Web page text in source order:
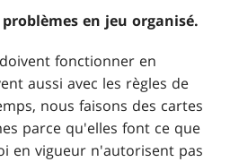
en jeu organisé.
fonctionner en
aussi avec les règles de
nous faisons des cartes
parce qu'elles font ce que
en vigueur n'autorisent pas